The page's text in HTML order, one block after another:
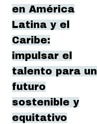
en América
Latina y el
Caribe:
impulsar el
talento para un
futuro
sostenible y
equitativo